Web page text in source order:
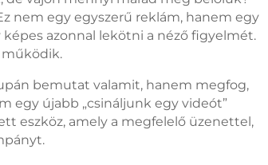
nem egy egyszerű reklám, hanem egy
azonnal lekötni a néző figyelmét.
működik.
bemutat valamit, hanem megfog,
egy újabb „csináljunk egy videót”
eszköz, amely a megfelelő üzenettel,